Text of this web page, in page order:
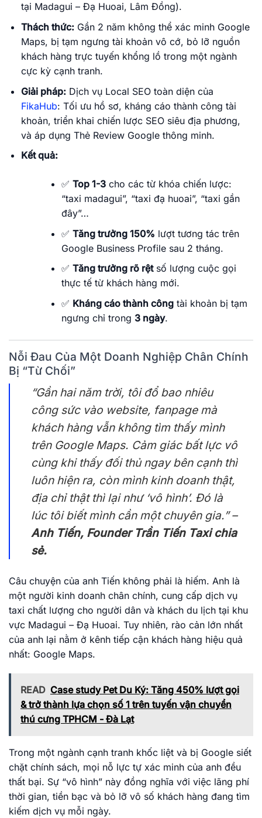
tại Madagui – Đạ Huoai, Lâm Đồng).
Thách thức:Gần 2 năm không thể xác minh Google
Maps, bị tạm ngưng tài khoản vô cớ, bỏ lỡ nguồn
khách hàng trực tuyến khổng lồ trong một ngành
cực kỳ cạnh tranh.
Giải pháp:Dịch vụ Local SEO toàn diện của
FikaHub: Tối ưu hồ sơ, kháng cáo thành công tài
khoản, triển khai chiến lược SEO siêu địa phương,
và áp dụng Thẻ Review Google thông minh.
Kết quả:
✅ Top 1-3cho các từ khóa chiến lược:
“taxi madagui”, “taxi đạ huoai”, “taxi gần
đây”…
✅ Tăng trưởng 150% lượt tương tác trên
Google Business Profile sau 2 tháng.
✅ Tăng trưởng rõ rệtsố lượng cuộc gọi
thực tế từ khách hàng mới.
✅ Kháng cáo thành côngtài khoản bị tạm
ngưng chỉ trong 3 ngày.
Nỗi Đau Của Một Doanh Nghiệp Chân Chính
Bị “Từ Chối”
“Gần hai năm trời, tôi đổ bao nhiêu
công sức vào website, fanpage mà
khách hàng vẫn không tìm thấy mình
trên Google Maps. Cảm giác bất lực vô
cùng khi thấy đối thủ ngay bên cạnh thì
luôn hiện ra, còn mình kinh doanh thật,
địa chỉ thật thì lại như ‘vô hình’. Đó là
lúc tôi biết mình cần một chuyên gia.”–
Anh Tiến, Founder Trần Tiến Taxi chia
sẻ.
Câu chuyện của anh Tiến không phải là hiếm. Anh là
một người kinh doanh chân chính, cung cấp dịch vụ
taxi chất lượng cho người dân và khách du lịch tại khu
vực Madagui – Đạ Huoai. Tuy nhiên, rào cản lớn nhất
của anh lại nằm ở kênh tiếp cận khách hàng hiệu quả
nhất: Google Maps.
READ Case study Pet Du Ký: Tăng 450% lượt gọi
& trở thành lựa chọn số 1 trên tuyến vận chuyển
thú cưng TPHCM - Đà Lạt
Trong một ngành cạnh tranh khốc liệt và bị Google siết
chặt chính sách, mọi nỗ lực tự xác minh của anh đều
thất bại. Sự “vô hình” này đồng nghĩa với việc lãng phí
thời gian, tiền bạc và bỏ lỡ vô số khách hàng đang tìm
kiếm dịch vụ mỗi ngày.